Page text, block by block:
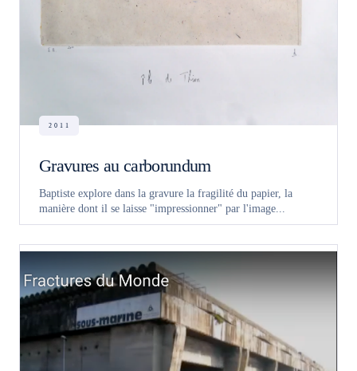
2011
Gravures au carborundum
Baptiste explore dans la gravure la fragilité du papier, la
manière dont il se laisse "impressionner" par l'image...